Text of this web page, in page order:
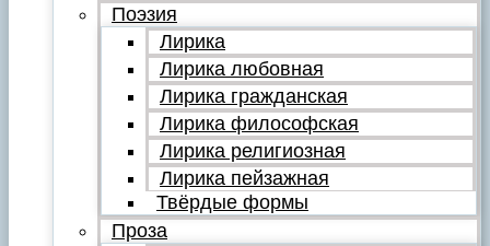
Поэзия
Лирика
Лирика любовная
Лирика гражданская
Лирика философская
Лирика религиозная
Лирика пейзажная
Твёрдые формы
Проза